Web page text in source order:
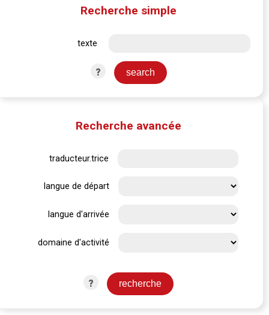
Recherche simple
texte
?
Recherche avancée
traducteur.trice
langue de départ
langue d'arrivée
domaine d'activité
?